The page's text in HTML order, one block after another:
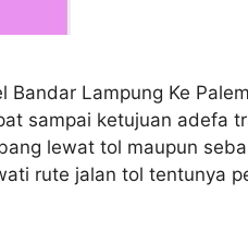
Lampung Ke
sampai ketujuan adefa
lewat tol maupun
rute jalan tol tentunya